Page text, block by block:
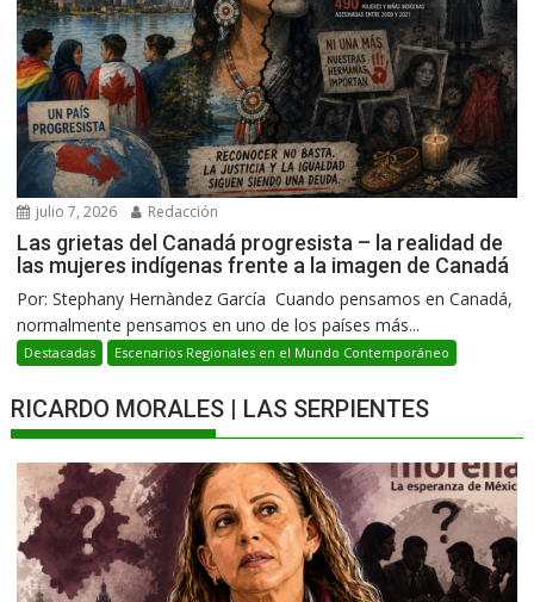
julio 7, 2026 Redacción
Las grietas del Canadá progresista – la realidad de
las mujeres indígenas frente a la imagen de Canadá
Por: Stephany Hernàndez García Cuando pensamos en Canadá,
normalmente pensamos en uno de los países más...
Destacadas Escenarios Regionales en el Mundo Contemporáneo
RICARDO MORALES | LAS SERPIENTES